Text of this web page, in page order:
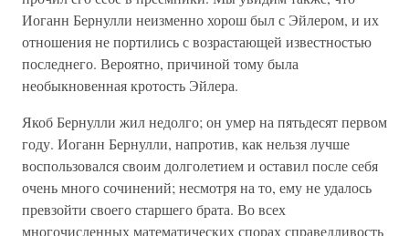
Иоганн Бернулли неизменно хорош был с Эйлером, и их
отношения не портились с возрастающей известностью
последнего. Вероятно, причиной тому была
необыкновенная кротость Эйлера.
Якоб Бернулли жил недолго; он умер на пятьдесят первом
году. Иоганн Бернулли, напротив, как нельзя лучше
воспользовался своим долголетием и оставил после себя
очень много сочинений; несмотря на то, ему не удалось
превзойти своего старшего брата. Во всех
многочисленных математических спорах справедливость